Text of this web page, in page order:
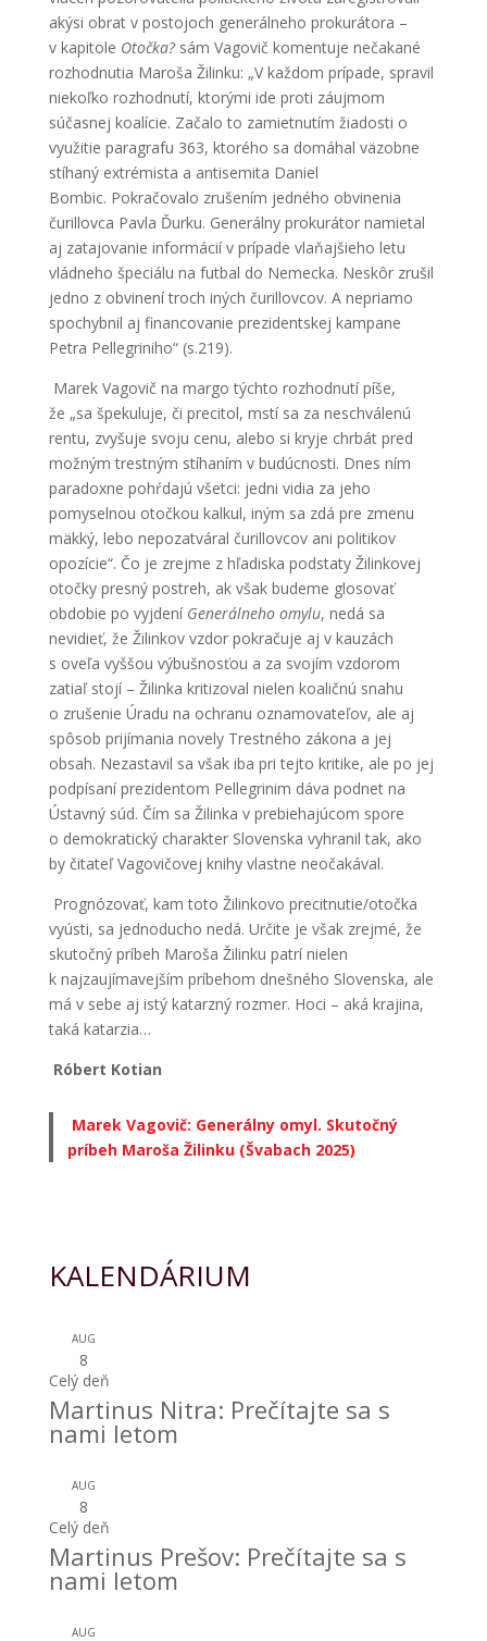
akýsi obrat v postojoch generálneho prokurátora –
v kapitole Otočka?sám Vagovič komentuje nečakané
rozhodnutia Maroša Žilinku: „V každom prípade, spravil
niekoľko rozhodnutí, ktorými ide proti záujmom
súčasnej koalície. Začalo to zamietnutím žiadosti o
využitie paragrafu 363, ktorého sa domáhal väzobne
stíhaný extrémista a antisemita Daniel
Bombic. Pokračovalo zrušením jedného obvinenia
čurillovca Pavla Ďurku. Generálny prokurátor namietal
aj zatajovanie informácií v prípade vlaňajšieho letu
vládneho špeciálu na futbal do Nemecka. Neskôr zrušil
jedno z obvinení troch iných čurillovcov. A nepriamo
spochybnil aj financovanie prezidentskej kampane
Petra Pellegriniho“ (s.219).
Marek Vagovič na margo týchto rozhodnutí píše,
že „sa špekuluje, či precitol, mstí sa za neschválenú
rentu, zvyšuje svoju cenu, alebo si kryje chrbát pred
možným trestným stíhaním v budúcnosti. Dnes ním
paradoxne pohŕdajú všetci: jedni vidia za jeho
pomyselnou otočkou kalkul, iným sa zdá pre zmenu
mäkký, lebo nepozatváral čurillovcov ani politikov
opozície“. Čo je zrejme z hľadiska podstaty Žilinkovej
otočky presný postreh, ak však budeme glosovať
obdobie po vyjdení Generálneho omylu, nedá sa
nevidieť, že Žilinkov vzdor pokračuje aj v kauzách
s oveľa vyššou výbušnosťou a za svojím vzdorom
zatiaľ stojí – Žilinka kritizoval nielen koaličnú snahu
o zrušenie Úradu na ochranu oznamovateľov, ale aj
spôsob prijímania novely Trestného zákona a jej
obsah. Nezastavil sa však iba pri tejto kritike, ale po jej
podpísaní prezidentom Pellegrinim dáva podnet na
Ústavný súd. Čím sa Žilinka v prebiehajúcom spore
o demokratický charakter Slovenska vyhranil tak, ako
by čitateľ Vagovičovej knihy vlastne neočakával.
Prognózovať, kam toto Žilinkovo precitnutie/otočka
vyústi, sa jednoducho nedá. Určite je však zrejmé, že
skutočný príbeh Maroša Žilinku patrí nielen
k najzaujímavejším príbehom dnešného Slovenska, ale
má v sebe aj istý katarzný rozmer. Hoci – aká krajina,
taká katarzia…
Róbert Kotian
Marek Vagovič: Generálny omyl. Skutočný
príbeh Maroša Žilinku (Švabach 2025)
KALENDÁRIUM
AUG
8
Celý deň
Martinus Nitra: Prečítajte sa s
nami letom
AUG
8
Celý deň
Martinus Prešov: Prečítajte sa s
nami letom
AUG